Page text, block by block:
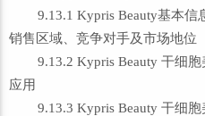
9.13.1 Kypris Beauty基本信
销售区域、竞争对手及市场地位
9.13.2 Kypris Beauty 干细胞
应用
9.13.3 Kypris Beauty 干细胞